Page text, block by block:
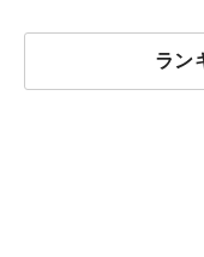
ラン